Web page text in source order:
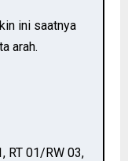
ini saatnya
arah.
RT 01/RW 03,